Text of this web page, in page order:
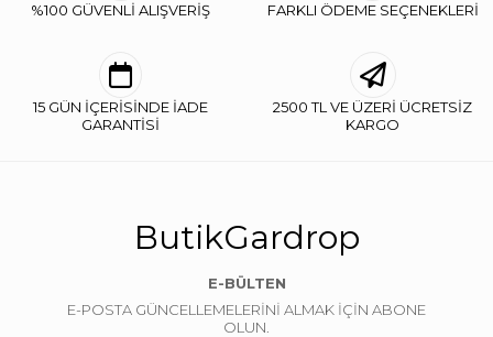
%100 GÜVENLİ ALIŞVERİŞ FARKLI ÖDEME SEÇENEKLERİ
15 GÜN İÇERİSİNDE İADE
GARANTİSİ
2500 TL VE ÜZERİ ÜCRETSİZ
KARGO
ButikGardrop
E-BÜLTEN
E-POSTA GÜNCELLEMELERİNİ ALMAK İÇİN ABONE
OLUN.